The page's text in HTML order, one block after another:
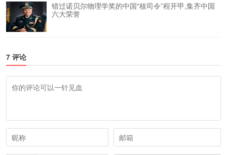
错过诺贝尔物理学奖的中国“核司令”程开甲,集齐中国
六大荣誉
7 评论